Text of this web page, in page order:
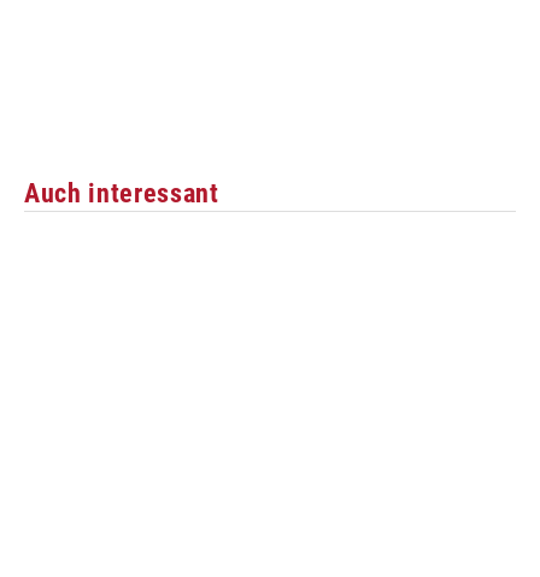
Auch interessant